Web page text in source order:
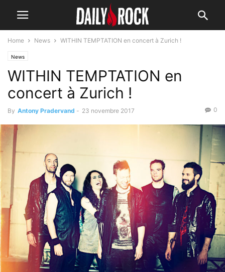
Home News WITHIN TEMPTATION en concert à Zurich !
News
WITHIN TEMPTATION en
concert à Zurich !
By Antony Pradervand - 23 novembre 2017 0